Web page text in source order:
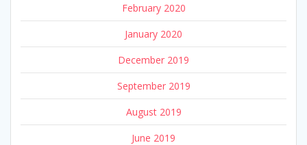
February 2020
January 2020
December 2019
September 2019
August 2019
June 2019